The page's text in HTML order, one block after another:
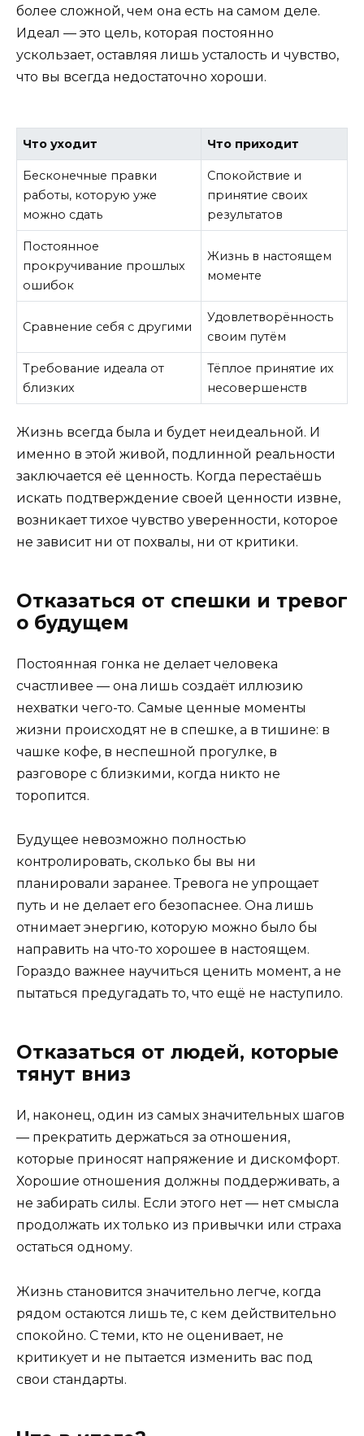
более сложной, чем она есть на самом деле.
Идеал — это цель, которая постоянно
ускользает, оставляя лишь усталость и чувство,
что вы всегда недостаточно хороши.
Что уходит Что приходит
Бесконечные правки
работы, которую уже
можно сдать
Спокойствие и
принятие своих
результатов
Постоянное
прокручивание прошлых
ошибок
Жизнь в настоящем
моменте
Сравнение себя с другими
Удовлетворённость
своим путём
Требование идеала от
близких
Тёплое принятие их
несовершенств
Жизнь всегда была и будет неидеальной. И
именно в этой живой, подлинной реальности
заключается её ценность. Когда перестаёшь
искать подтверждение своей ценности извне,
возникает тихое чувство уверенности, которое
не зависит ни от похвалы, ни от критики.
Отказаться от спешки и тревог
о будущем
Постоянная гонка не делает человека
счастливее — она лишь создаёт иллюзию
нехватки чего-то. Самые ценные моменты
жизни происходят не в спешке, а в тишине: в
чашке кофе, в неспешной прогулке, в
разговоре с близкими, когда никто не
торопится.
Будущее невозможно полностью
контролировать, сколько бы вы ни
планировали заранее. Тревога не упрощает
путь и не делает его безопаснее. Она лишь
отнимает энергию, которую можно было бы
направить на что-то хорошее в настоящем.
Гораздо важнее научиться ценить момент, а не
пытаться предугадать то, что ещё не наступило.
Отказаться от людей, которые
тянут вниз
И, наконец, один из самых значительных шагов
— прекратить держаться за отношения,
которые приносят напряжение и дискомфорт.
Хорошие отношения должны поддерживать, а
не забирать силы. Если этого нет — нет смысла
продолжать их только из привычки или страха
остаться одному.
Жизнь становится значительно легче, когда
рядом остаются лишь те, с кем действительно
спокойно. С теми, кто не оценивает, не
критикует и не пытается изменить вас под
свои стандарты.